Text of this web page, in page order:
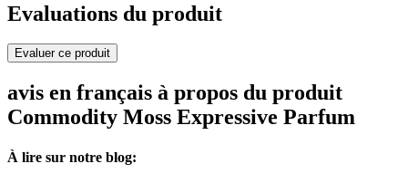
Evaluations du produit
Evaluer ce produit
avis en français à propos du produit
Commodity Moss Expressive Parfum
À lire sur notre blog: